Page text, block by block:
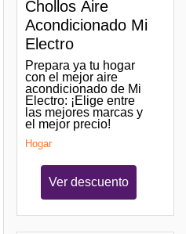
Chollos Aire
Acondicionado Mi
Electro
Prepara ya tu hogar
con el mejor aire
acondicionado de Mi
Electro: ¡Elige entre
las mejores marcas y
el mejor precio!
Hogar
Ver descuento